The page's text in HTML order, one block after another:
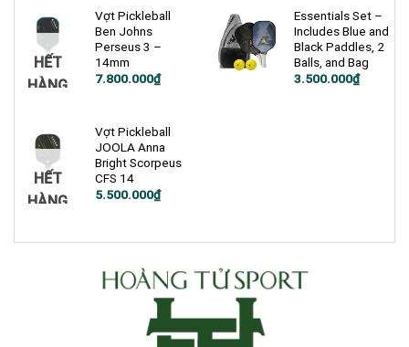
2.600.000₫.
HẾT
HÀNG
Vợt Pickleball
Ben Johns
Perseus 3 –
14mm
7.800.000₫
Essentials Set –
Includes Blue and
Black Paddles, 2
Balls, and Bag
Giá
3.500.000₫
Giá
HẾT
HÀNG
Vợt Pickleball
JOOLA Anna
Bright Scorpeus
CFS 14
5.500.000₫